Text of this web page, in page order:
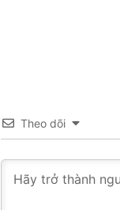
Theo dõi